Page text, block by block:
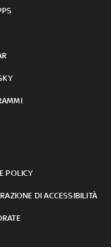
POLICY
DI ACCESSIBILITÀ